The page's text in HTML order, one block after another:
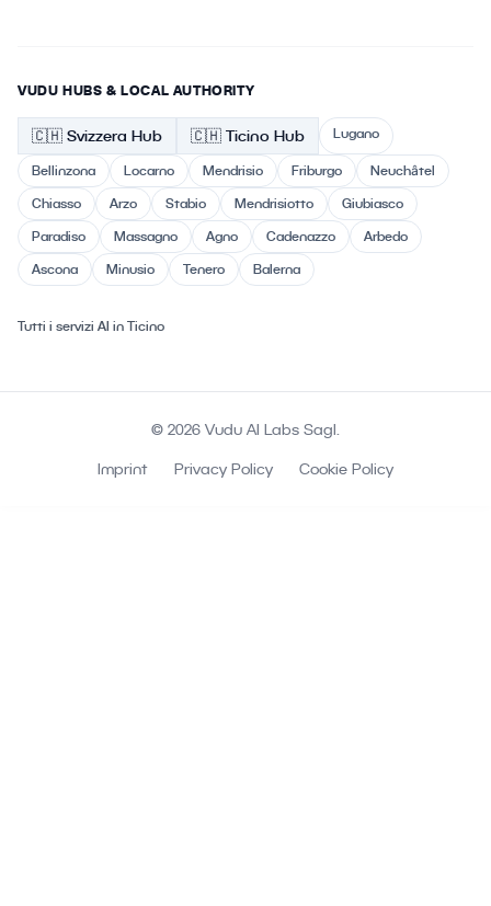
VUDU HUBS & LOCAL AUTHORITY
🇨🇭 Svizzera Hub 🇨🇭 Ticino Hub Lugano
Bellinzona Locarno Mendrisio Friburgo
Neuchâtel
Chiasso
Arzo Stabio Mendrisiotto
Giubiasco
Paradiso
Massagno Agno Cadenazzo
Arbedo
Ascona
Minusio Tenero Balerna
Tutti i servizi AI in Ticino
© 2026 Vudu AI Labs Sagl.
Imprint Privacy Policy Cookie Policy